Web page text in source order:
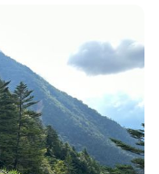
ートです。登山者は
め、心の癒しを求め
れる部分です。峠に到
しい景色が広がり、
泉ヶ岳への道は比較的
際には、藪漕ぎが待ち
、片側が切れ落ちてい
ります。 季節に